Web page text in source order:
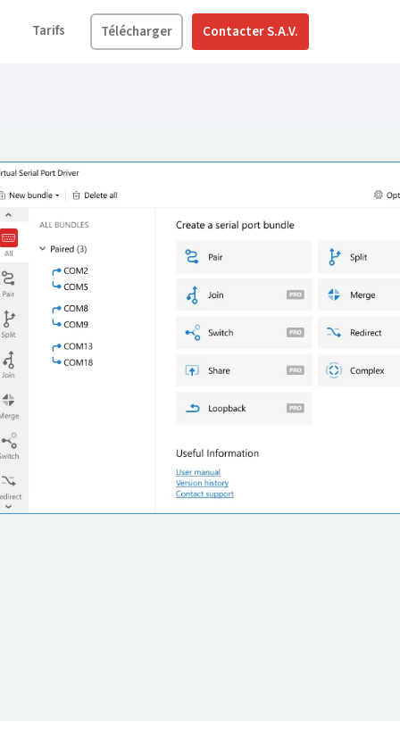
Tarifs Télécharger Contacter S.A.V.